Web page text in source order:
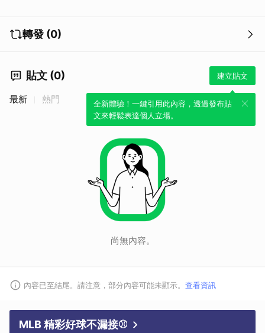
轉發 (0)
貼文 (0) 建立貼文
全新體驗！一鍵引用此內容，透過發布貼
文來輕鬆表達個人立場。
最新 熱門
尚無內容。
內容已至結尾。請注意，部分內容可能未顯示。 查看資訊
MLB 精彩好球不漏接⚾